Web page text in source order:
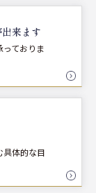
出来ます
ておりま
具体的な目